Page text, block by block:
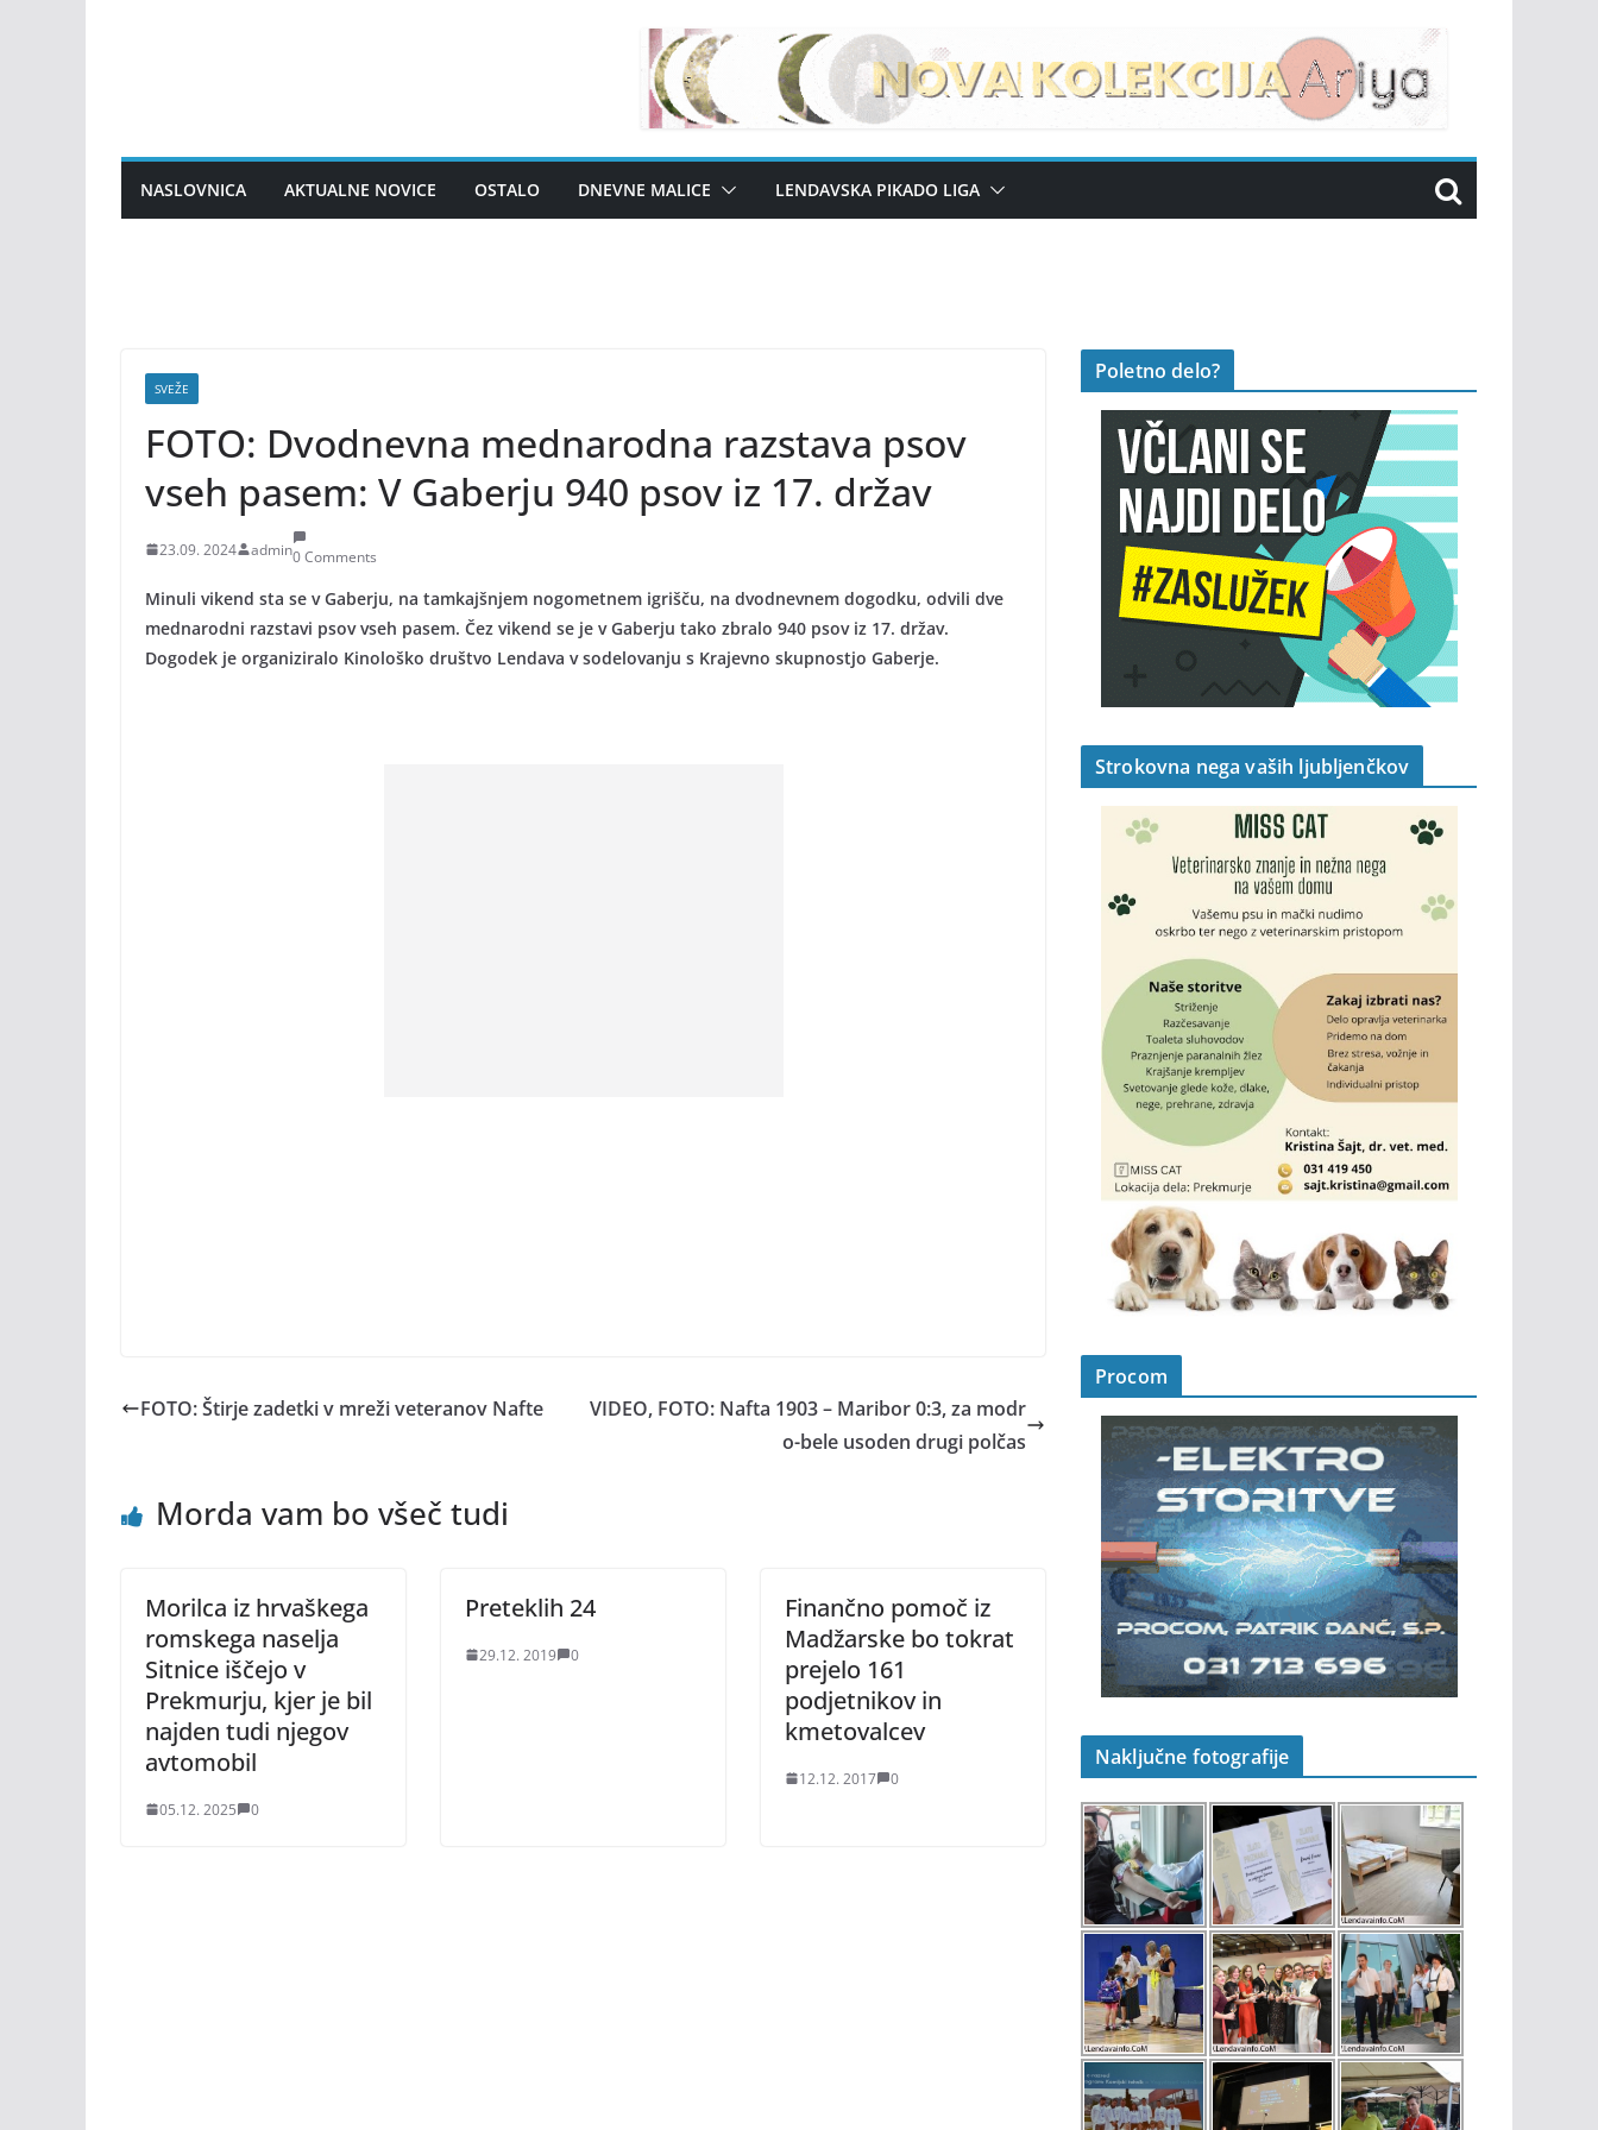
NASLOVNICA AKTUALNE NOVICE OSTALO DNEVNE MALICE LENDAVSKA PIKADO LIGA
SVEŽE
FOTO: Dvodnevna mednarodna razstava psov
vseh pasem: V Gaberju 940 psov iz 17. držav
23.09. 2024 admin0 Comments
Minuli vikend sta se v Gaberju, na tamkajšnjem nogometnem igrišču, na dvodnevnem dogodku, odvili dve
mednarodni razstavi psov vseh pasem. Čez vikend se je v Gaberju tako zbralo 940 psov iz 17. držav.
Dogodek je organiziralo Kinološko društvo Lendava v sodelovanju s Krajevno skupnostjo Gaberje.
FOTO: Štirje zadetki v mreži veteranov Nafte
VIDEO, FOTO: Nafta 1903 – Maribor 0:3, za modr
o-bele usoden drugi polčas
Morda vam bo všeč tudi
Morilca iz hrvaškega
romskega naselja
Sitnice iščejo v
Prekmurju, kjer je bil
najden tudi njegov
avtomobil
05.12. 2025 0
Preteklih 24
29.12. 2019 0
Finančno pomoč iz
Madžarske bo tokrat
prejelo 161
podjetnikov in
kmetovalcev
12.12. 2017 0
Poletno delo?
Strokovna nega vaših ljubljenčkov
Procom
Naključne fotografije